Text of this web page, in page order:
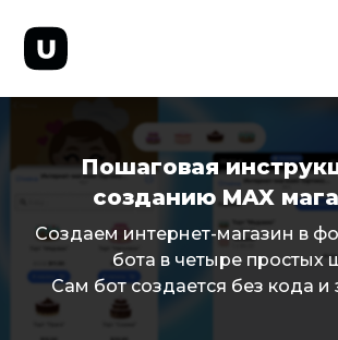
Пошаговая
созданию MAX
Создаем интернет-магазин в
бота в четыре простых
Сам бот создается без кода и